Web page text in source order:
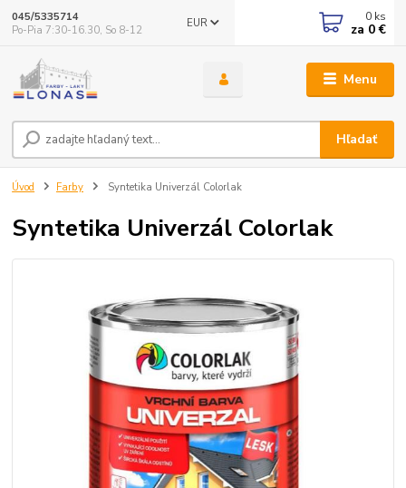
Menu
EUR
Hľadať
045/5335714
Po-Pia 7:30-16.30, So 8-12
0 ks
za 0 €
Úvod Farby Syntetika Univerzál Colorlak
Syntetika Univerzál Colorlak